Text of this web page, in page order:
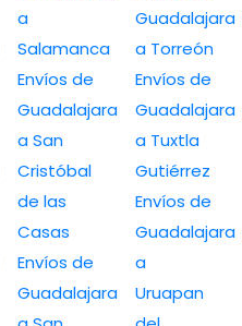
a
Salamanca
Envíos de
Guadalajara
a San
Cristóbal
de las
Casas
Envíos de
Guadalajara
Guadalajara
a Torreón
Envíos de
Guadalajara
a Tuxtla
Gutiérrez
Envíos de
Guadalajara
a
Uruapan